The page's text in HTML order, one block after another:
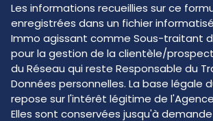
Les informations recueillies sur ce
enregistrées dans un fichier
Immo agissant comme Sous-traitant
pour la gestion de la clientèle/
du Réseau qui reste Responsable du
Données personnelles. La base légale
repose sur l'intérêt légitime de
Elles sont conservées jusqu'à